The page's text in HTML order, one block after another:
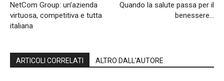
NetCom Group: un’azienda
virtuosa, competitiva e tutta
italiana
Quando la salute passa per il
benessere…
ARTICOLI CORRELATI ALTRO DALL'AUTORE